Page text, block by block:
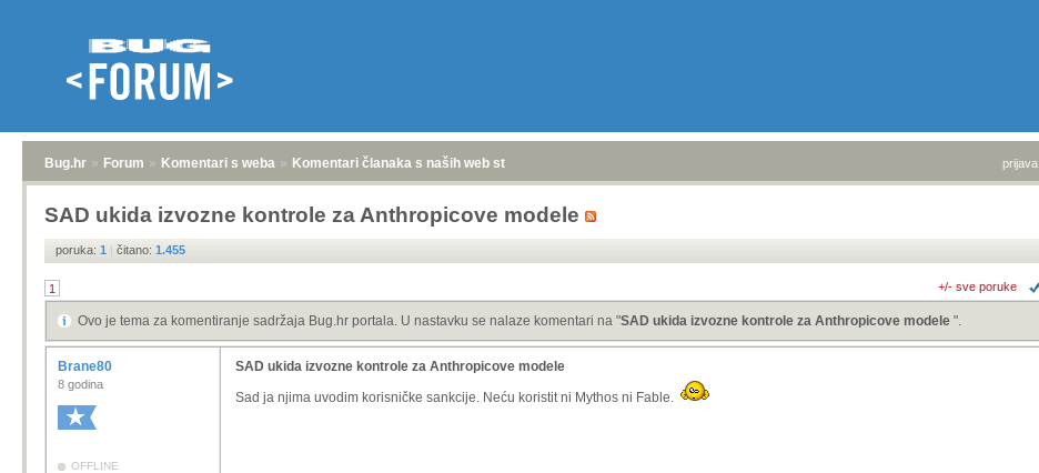
Bug.hr » Forum » Komentari s weba » Komentari članaka s naših web stranica prijava
SAD ukida izvozne kontrole za Anthropicove modele
poruka: 1 | čitano: 1.455
1 +/- sve poruke
Ovo je tema za komentiranje sadržaja Bug.hr portala. U nastavku se nalaze komentari na "SAD ukida izvozne kontrole za Anthropicove modele ".
Brane80
8 godina
OFFLINE
SAD ukida izvozne kontrole za Anthropicove modele
Sad ja njima uvodim korisničke sankcije. Neću koristit ni Mythos ni Fable.